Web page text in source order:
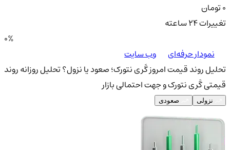
تغییرات ۲۴ ساعته
0%
نمودار حرفه‌ای
وب سایت
تحلیل روند قیمت امروز گَری نتورک؛ صعود یا نزول؟تحلیل روزانه روند
قیمتی گَری نتورک و جهت احتمالی بازار
نزولی صعودی